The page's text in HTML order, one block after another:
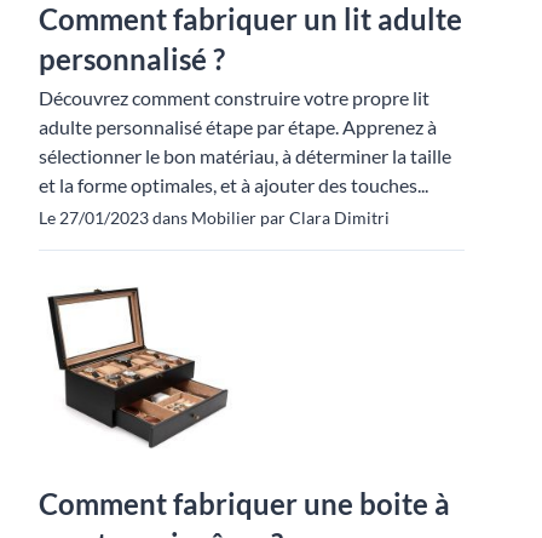
Comment fabriquer un lit adulte
personnalisé ?
Découvrez comment construire votre propre lit
adulte personnalisé étape par étape. Apprenez à
sélectionner le bon matériau, à déterminer la taille
et la forme optimales, et à ajouter des touches...
Le 27/01/2023 dans Mobilier par Clara Dimitri
Comment fabriquer une boite à